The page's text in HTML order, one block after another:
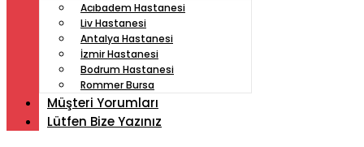
Acıbadem Hastanesi
Liv Hastanesi
Antalya Hastanesi
İzmir Hastanesi
Bodrum Hastanesi
Rommer Bursa
Müşteri Yorumları
Lütfen Bize Yazınız